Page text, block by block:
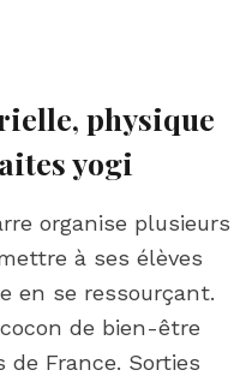
physique
yogi
organise plusieurs
à ses élèves
en se ressourçant.
de bien-être
France. Sorties